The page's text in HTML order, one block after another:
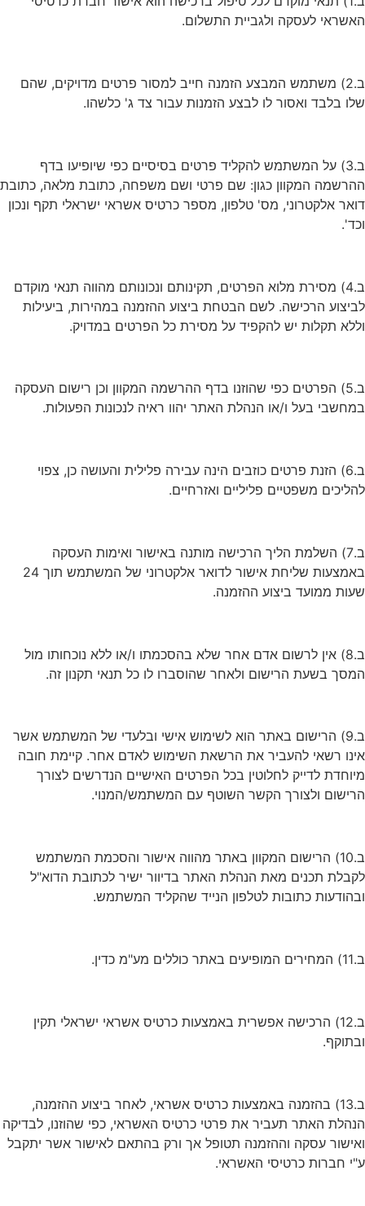
האשראי לעסקה ולגביית התשלום.
ב.2) משתמש המבצע הזמנה חייב למסור פרטים מדויקים, שהם
שלו בלבד ואסור לו לבצע הזמנות עבור צד ג' כלשהו.
ב.3) על המשתמש להקליד פרטים בסיסיים כפי שיופיעו בדף
ההרשמה המקוון כגון: שם פרטי ושם משפחה, כתובת מלאה, כתובת
דואר אלקטרוני, מס' טלפון, מספר כרטיס אשראי ישראלי תקף ונכון
וכד'.
ב.4) מסירת מלוא הפרטים, תקינותם ונכונותם מהווה תנאי מוקדם
לביצוע הרכישה. לשם הבטחת ביצוע ההזמנה במהירות, ביעילות
וללא תקלות יש להקפיד על מסירת כל הפרטים במדויק.
ב.5) הפרטים כפי שהוזנו בדף ההרשמה המקוון וכן רישום העסקה
במחשבי בעל ו/או הנהלת האתר יהוו ראיה לנכונות הפעולות.
ב.6) הזנת פרטים כוזבים הינה עבירה פלילית והעושה כן, צפוי
להליכים משפטיים פליליים ואזרחיים.
ב.7) השלמת הליך הרכישה מותנה באישור ואימות העסקה
באמצעות שליחת אישור לדואר אלקטרוני של המשתמש תוך 24
שעות ממועד ביצוע ההזמנה.
ב.8) אין לרשום אדם אחר שלא בהסכמתו ו/או ללא נוכחותו מול
המסך בשעת הרישום ולאחר שהוסברו לו כל תנאי תקנון זה.
ב.9) הרישום באתר הוא לשימוש אישי ובלעדי של המשתמש אשר
אינו רשאי להעביר את הרשאת השימוש לאדם אחר. קיימת חובה
מיוחדת לדייק לחלוטין בכל הפרטים האישיים הנדרשים לצורך
הרישום ולצורך הקשר השוטף עם המשתמש/המנוי.
ב.10) הרישום המקוון באתר מהווה אישור והסכמת המשתמש
לקבלת תכנים מאת הנהלת האתר בדיוור ישיר לכתובת הדוא"ל
ובהודעות כתובות לטלפון הנייד שהקליד המשתמש.
ב.11) המחירים המופיעים באתר כוללים מע"מ כדין.
ב.12) הרכישה אפשרית באמצעות כרטיס אשראי ישראלי תקין
ובתוקף.
ב.13) בהזמנה באמצעות כרטיס אשראי, לאחר ביצוע ההזמנה,
הנהלת האתר תעביר את פרטי כרטיס האשראי, כפי שהוזנו, לבדיקה
ואישור עסקה וההזמנה תטופל אך ורק בהתאם לאישור אשר יתקבל
ע"י חברות כרטיסי האשראי.